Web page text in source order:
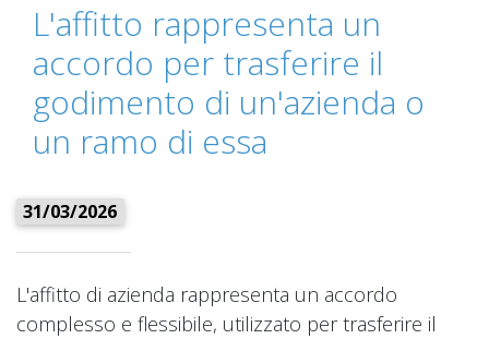
L'affitto rappresenta un
accordo per trasferire il
godimento di un'azienda o
un ramo di essa
31/03/2026
L'affitto di azienda rappresenta un accordo
complesso e flessibile, utilizzato per trasferire il